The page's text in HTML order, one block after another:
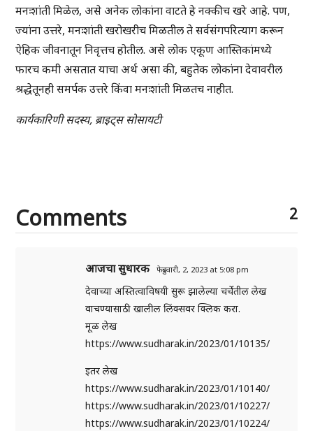
मनःशांती मिळेल, असे अनेक लोकांना वाटते हे नक्कीच खरे आहे. पण,
ज्यांना उत्तरे, मनःशांती खरोखरीच मिळतील ते सर्वसंगपरित्याग करून
ऐहिक जीवनातून निवृत्तच होतील. असे लोक एकूण आस्तिकांमध्ये
फारच कमी असतात याचा अर्थ असा की, बहुतेक लोकांना देवावरील
श्रद्धेतूनही समर्पक उत्तरे किंवा मनःशांती मिळतच नाहीत.
कार्यकारिणी सदस्य, ब्राइट्स सोसायटी
Comments 2
आजचा सुधारक फेब्रुवारी, 2, 2023 at 5:08 pm
देवाच्या अस्तित्वाविषयी सुरू झालेल्या चर्चेतील लेख
वाचण्यासाठी खालील लिंक्सवर क्लिक करा.
मूळ लेख
https://www.sudharak.in/2023/01/10135/
इतर लेख
https://www.sudharak.in/2023/01/10140/
https://www.sudharak.in/2023/01/10227/
https://www.sudharak.in/2023/01/10224/